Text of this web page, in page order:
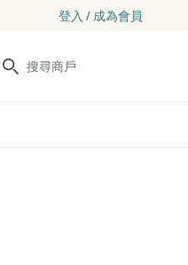
登入 / 成為會員
搜尋